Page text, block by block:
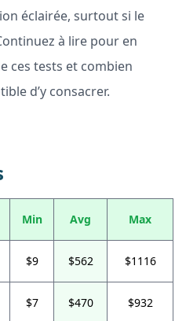
éclairée, surtout si le
à lire pour en
ces tests et combien
d’y consacrer.
Min Avg Max
$9 $562 $1116
$7 $470 $932